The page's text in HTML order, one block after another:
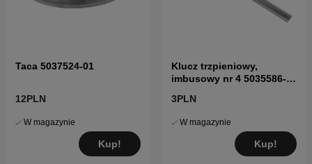
Taca 5037524-01
12PLN
W magazynie
Kup!
Klucz trzpieniowy,
imbusowy nr 4 5035586-
3PLN
W magazynie
Kup!